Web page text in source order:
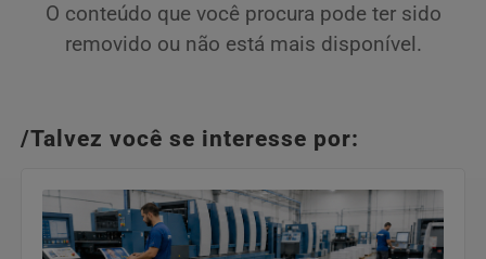
O conteúdo que você procura pode ter sido
removido ou não está mais disponível.
/Talvez você se interesse por: